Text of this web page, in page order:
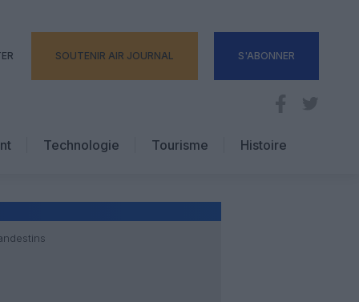
SOUTENIR AIR JOURNAL S'ABONNER
Technologie
Tourisme
Hôtellerie
Histoire